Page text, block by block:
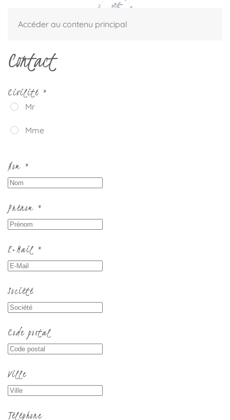
Accéder au contenu principal
Contact
Civilité *
Mr
Mme
Nom *
Prénom *
E-Mail *
Société
Code postal
Ville
Téléphone